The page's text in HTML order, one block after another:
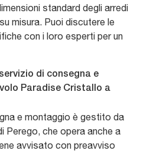
standard degli arredi
misura. Puoi discutere le
con i loro esperti per un
di consegna e
Paradise Cristallo a
e montaggio è gestito da
Perego, che opera anche a
avvisato con preavviso